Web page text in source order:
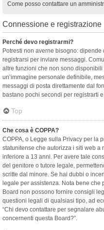
Come posso contattare un
Connessione e registrazione
Perché devo registrarmi?
Potresti non averne bisogno:
registrarsi per inviare messaggi.
altre funzioni che non sono disponibili
un’immagine personale definibile,
messaggi di posta direttamente dal
bastano pochi secondi per registrarti
Top
Che cosa è COPPA?
COPPA, o Legge sulla Privacy per la
statunitense che autorizza i siti web
inferiore a 13 anni. Per avere tale
del genitore o tutore legale,
scritte dal minore. Se hai dubbi o
legale per assistenza. Nota bene
Board non possono fornire consigli
questioni legali di qualsiasi tipo, ad
“Chi devo contattare per segnalare
concernenti questa Board?”.